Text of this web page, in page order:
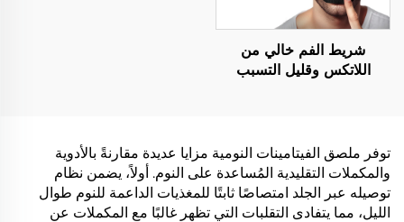
شريط الفم خالي من
اللاتكس وقليل التسبب
توفر ملصق الفيتامينات النومية مزايا عديدة مقارنةً بالأدوية
والمكملات التقليدية المُساعدة على النوم. أولاً، يضمن نظام
توصيله عبر الجلد امتصاصًا ثابتًا للمغذيات الداعمة للنوم طوال
الليل، مما يتفادى التقلبات التي تظهر غالبًا مع المكملات عن